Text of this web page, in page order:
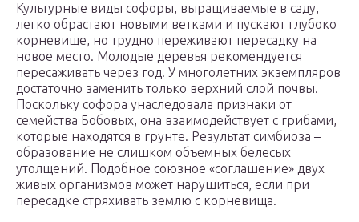
Культурные виды софоры, выращиваемые в саду,
легко обрастают новыми ветками и пускают глубоко
корневище, но трудно переживают пересадку на
новое место. Молодые деревья рекомендуется
пересаживать через год. У многолетних экземпляров
достаточно заменить только верхний слой почвы.
Поскольку софора унаследовала признаки от
семейства Бобовых, она взаимодействует с грибами,
которые находятся в грунте. Результат симбиоза –
образование не слишком объемных белесых
утолщений. Подобное союзное «соглашение» двух
живых организмов может нарушиться, если при
пересадке стряхивать землю с корневища.